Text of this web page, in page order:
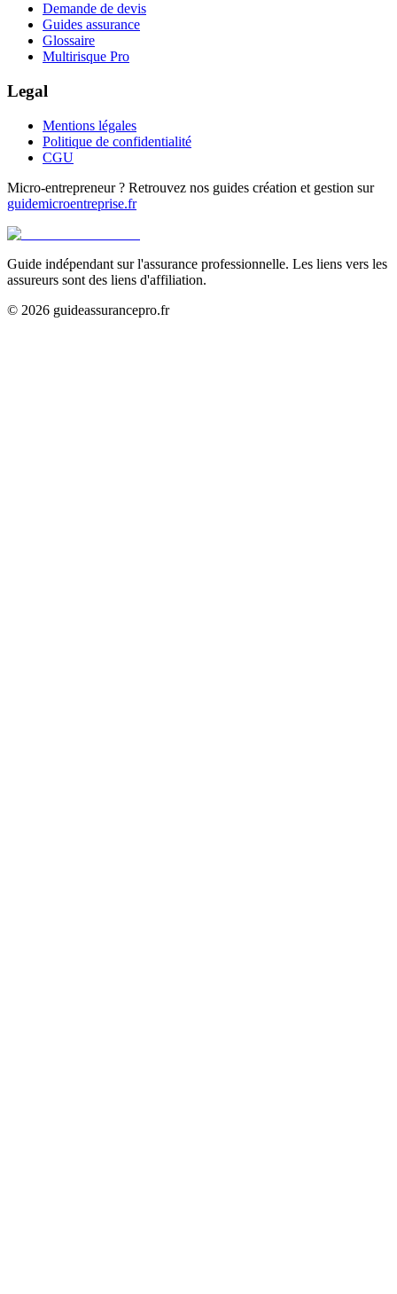
Demande de devis
Guides assurance
Glossaire
Multirisque Pro
Legal
Mentions légales
Politique de confidentialité
CGU
Micro-entrepreneur ? Retrouvez nos guides création et gestion sur
guidemicroentreprise.fr
Guide indépendant sur l'assurance professionnelle. Les liens vers les
assureurs sont des liens d'affiliation.
© 2026 guideassurancepro.fr